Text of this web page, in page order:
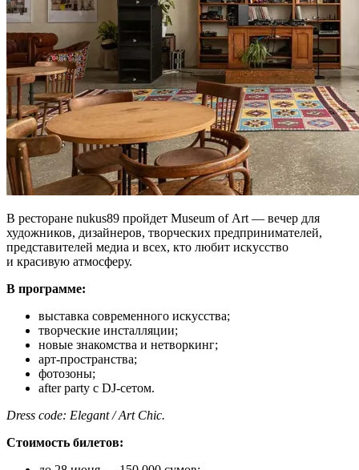
В ресторане nukus89 пройдет Museum of Art — вечер для
художников, дизайнеров, творческих предпринимателей,
представителей медиа и всех, кто любит искусство
и красивую атмосферу.
В программе:
выставка современного искусства;
творческие инсталляции;
новые знакомства и нетворкинг;
арт-пространства;
фотозоны;
after party с DJ-сетом.
Dress code: Elegant / Art Chic.
Стоимость билетов: